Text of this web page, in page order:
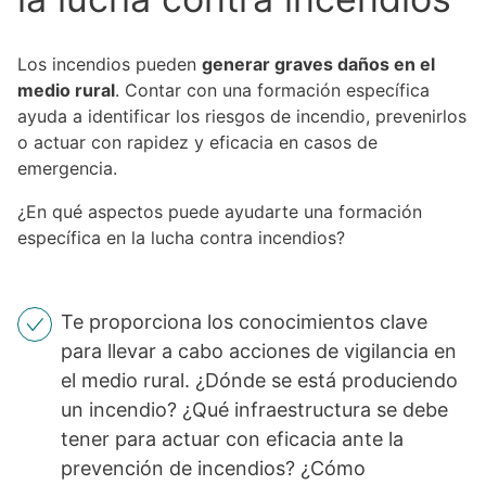
Los incendios pueden generar graves daños en el
medio rural. Contar con una formación específica
ayuda a identificar los riesgos de incendio, prevenirlos
o actuar con rapidez y eficacia en casos de
emergencia.
¿En qué aspectos puede ayudarte una formación
específica en la lucha contra incendios?
Te proporciona los conocimientos clave
para llevar a cabo acciones de vigilancia en
el medio rural. ¿Dónde se está produciendo
un incendio? ¿Qué infraestructura se debe
tener para actuar con eficacia ante la
prevención de incendios? ¿Cómo